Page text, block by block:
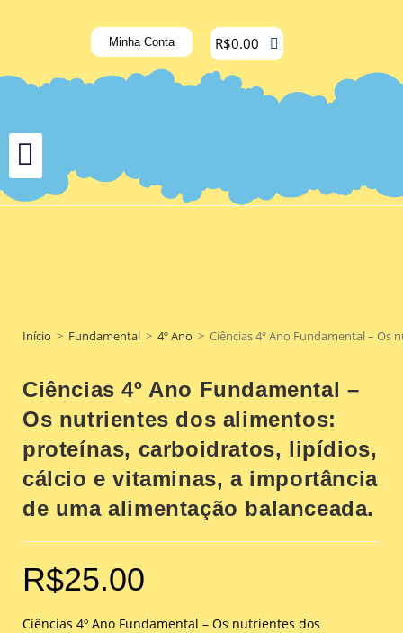
Minha Conta R$0.00
Início > Fundamental > 4º Ano > Ciências 4º Ano Fundamental –
Ciências 4º Ano Fundamental –
Os nutrientes dos alimentos:
proteínas, carboidratos, lipídios,
cálcio e vitaminas, a importância
de uma alimentação balanceada.
R$25.00
Ciências 4º Ano Fundamental – Os nutrientes dos